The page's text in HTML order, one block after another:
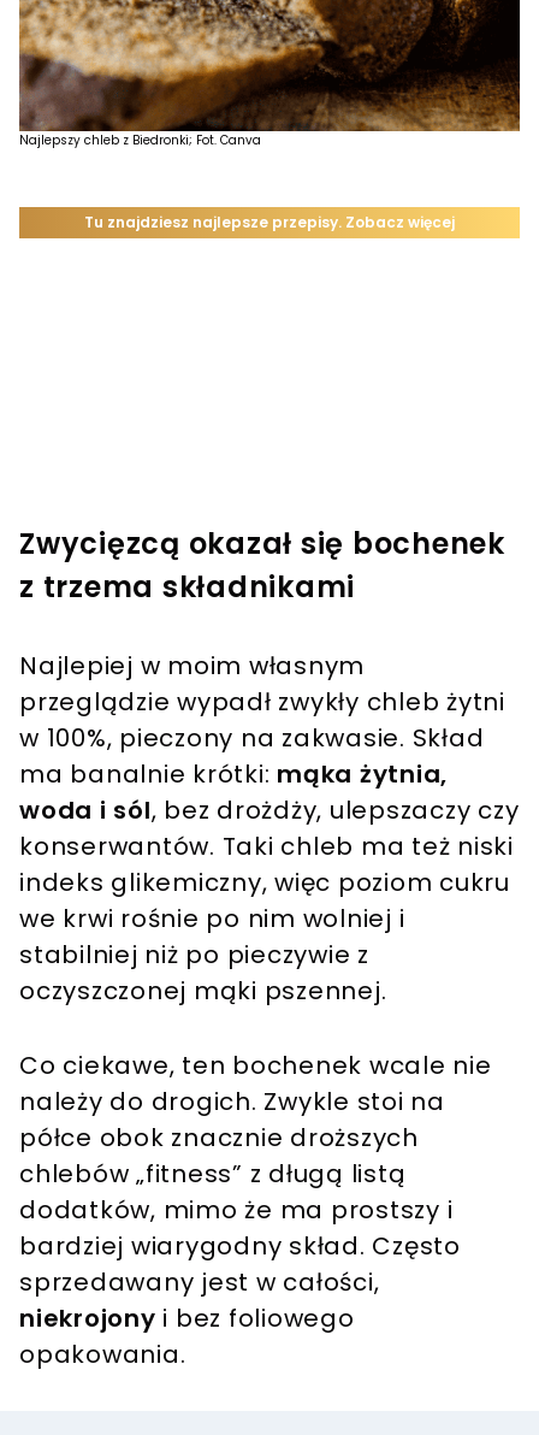
Najlepszy chleb z Biedronki; Fot. Canva
Zwycięzcą okazał się bochenek
z trzema składnikami
Najlepiej w moim własnym
przeglądzie wypadł zwykły chleb żytni
w 100%, pieczony na zakwasie. Skład
ma banalnie krótki: mąka żytnia,
woda i sól, bez drożdży, ulepszaczy czy
konserwantów. Taki chleb ma też niski
indeks glikemiczny, więc poziom cukru
we krwi rośnie po nim wolniej i
stabilniej niż po pieczywie z
oczyszczonej mąki pszennej.
Co ciekawe, ten bochenek wcale nie
należy do drogich. Zwykle stoi na
półce obok znacznie droższych
chlebów „fitness” z długą listą
dodatków, mimo że ma prostszy i
bardziej wiarygodny skład. Często
sprzedawany jest w całości,
niekrojony i bez foliowego
opakowania.